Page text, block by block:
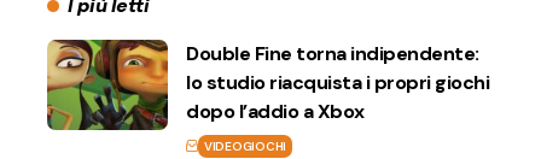
I più letti
Double Fine torna indipendente:
lo studio riacquista i propri giochi
dopo l’addio a Xbox
VIDEOGIOCHI